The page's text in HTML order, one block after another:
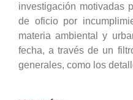
investigación motivadas
de oficio por
materia ambiental y
fecha, a través de un
generales, como los